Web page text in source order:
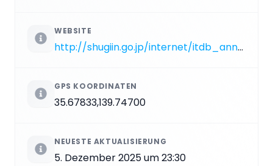
WEBSITE
http://shugiin.go.jp/internet/itdb_annai.nsf/html/statics/kensei/kensei.htm
GPS KOORDINATEN
35.67833,139.74700
NEUESTE AKTUALISIERUNG
5. Dezember 2025 um 23:30